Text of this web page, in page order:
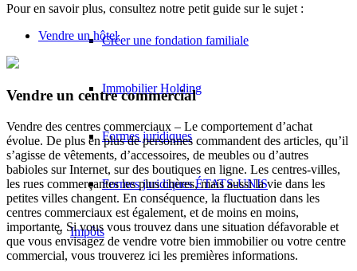
Créer une fondation familiale
Immobilier Holding
Formes juridiques
Formes juridiques ÉTATS-UNIS
Impôts
Pour en savoir plus, consultez notre petit guide sur le sujet :
Vendre un hôtel
Vendre un centre commercial
Vendre des centres commerciaux – Le comportement d’achat
évolue. De plus en plus de personnes commandent des articles, qu’il
s’agisse de vêtements, d’accessoires, de meubles ou d’autres
babioles sur Internet, sur des boutiques en ligne. Les centres-villes,
les rues commerçantes les plus chères, mais aussi la vie dans les
petites villes changent. En conséquence, la fluctuation dans les
centres commerciaux est également, et de moins en moins,
importante. Si vous vous trouvez dans une situation défavorable et
que vous envisagez de vendre votre bien immobilier ou votre centre
commercial, vous trouverez ici les premières informations.